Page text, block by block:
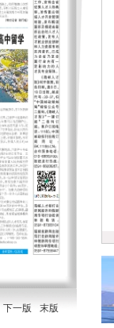
下一版 末版